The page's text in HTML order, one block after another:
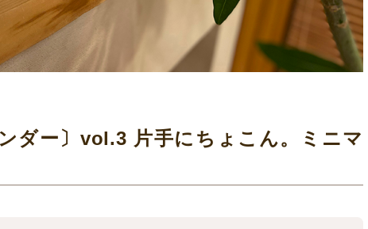
ダー〕vol.3 片手にちょこん。ミニマ